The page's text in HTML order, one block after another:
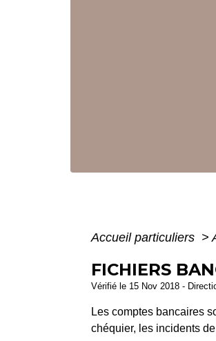
Accueil particuliers >
FICHIERS
Vérifié le 15 Nov 2018 -
Les comptes bancaires
chéquier, les incidents